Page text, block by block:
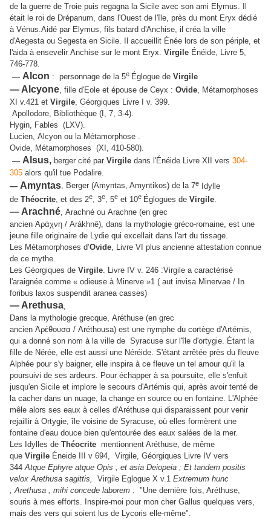
de la guerre de Troie puis regagna la Sicile avec son ami Elymus. Il
était le roi de Drépanum, dans l'Ouest de l'île, près du mont Eryx dédié
à Vénus.Aidé par Elymus, fils batard d'Anchise, il créa la ville
d'Aegesta ou Segesta en Sicile. Il accueillit Énée lors de son périple, et
l'aida à ensevelir Anchise sur le mont Eryx. Virgile Énéide, Livre 5,
746-778.
— Alcon : personnage de la 5e Églogue de Virgile
— Alcyone, fille d'Eole et épouse de Ceyx : Ovide, Métamorphoses
XI v.421 et Virgile, Géorgiques Livre I v. 399.
Apollodore, Bibliothèque (I, 7, 3-4).
Hygin, Fables (LXV).
Lucien, Alcyon ou la Métamorphose .
Ovide, Métamorphoses (XI, 410-580).
— Alsus, berger cité par Virgile dans l'Énéide Livre XII vers 304-
305 alors qu'il tue Podalire.
— Amyntas, Berger (Amyntas, Amyntikos) de la 7e Idylle
de Théocrite, et des 2e, 3e, 5e et 10e Églogues de Virgile.
— Arachné, Arachné ou Arachne (en grec
ancien Ἀράχνη / Arákhnê), dans la mythologie gréco-romaine, est une
jeune fille originaire de Lydie qui excellait dans l'art du tissage.
Les Métamorphoses d’Ovide, Livre VI plus ancienne attestation connue
de ce mythe.
Les Géorgiques de Virgile. Livre IV v. 246 :Virgile a caractérisé
l'araignée comme « odieuse à Minerve »1 ( aut invisa Minervae / In
foribus laxos suspendit aranea casses)
— Arethusa,
Dans la mythologie grecque, Aréthuse (en grec
ancien Ἀρέθουσα / Aréthousa) est une nymphe du cortège d'Artémis,
qui a donné son nom à la ville de Syracuse sur l'île d'ortygie. Étant la
fille de Nérée, elle est aussi une Néréide. S'étant arrêtée près du fleuve
Alphée pour s'y baigner, elle inspira à ce fleuve un tel amour qu'il la
poursuivi de ses ardeurs. Pour échapper à sa poursuite, elle s'enfuit
jusqu'en Sicile et implore le secours d'Artémis qui, après avoir tenté de
la cacher dans un nuage, la change en source ou en fontaine. L'Alphée
mêle alors ses eaux à celles d'Aréthuse qui disparaissent pour venir
rejaillir à Ortygie, île voisine de Syracuse, où elles formèrent une
fontaine d'eau douce bien qu'entourée des eaux salées de la mer.
Les Idylles de Théocrite mentionnent Aréthuse, de même
que Virgile Éneide III v 694, Virgile, Géorgiques Livre IV vers
344Atque Ephyre atque Opis , et asia Deiopeia ; Et tandem positis
velox Arethusa sagittis,
Virgile Eglogue X v.1 Extremum hunc
, Arethusa , mihi concede laborem : "Une dernière fois, Aréthuse,
souris à mes efforts. Inspire-moi pour mon cher Gallus quelques vers,
mais des vers qui soient lus de Lycoris elle-même".